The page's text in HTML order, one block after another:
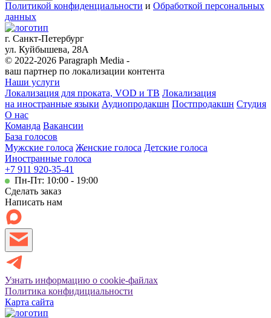
Политикой конфиденциальности и Обработкой персональных
данных
г. Санкт-Петербург
ул. Куйбышева, 28А
© 2022-2026 Paragraph Media -
ваш партнер по локализации контента
Наши услуги
Локализация для проката, VOD и ТВ Локализация
на иностранные языки Аудиопродакшн Постпродакшн Студия
О нас
Команда Вакансии
База голосов
Мужские голоса Женские голоса Детские голоса
Иностранные голоса
+7 911 920-35-41
Пн-Пт: 10:00 - 19:00
Сделать заказ
Написать нам
Узнать информацию о cookie-файлах
Политика конфидициальности
Карта сайта